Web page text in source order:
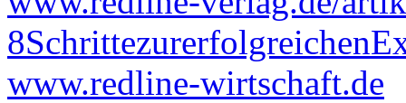
www.redline-wirtschaft.de